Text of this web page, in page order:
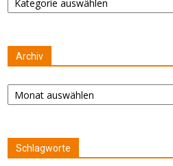
Archiv
Archiv
Schlagworte